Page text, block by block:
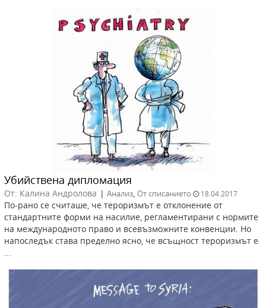
Убийствена дипломация
От: Калина Андролова | Анализ, От списанието 18.04.2017
По-рано се считаше, че тероризмът е отклонение от
стандартните форми на насилие, регламентирани с нормите
на международното право и всевъзможните конвенции. Но
напоследък става пределно ясно, че всъщност тероризмът е
...